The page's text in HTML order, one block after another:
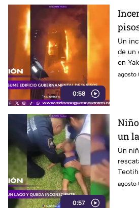
0:58
Un
de un
en
agosto
0:57
un
Un
agosto